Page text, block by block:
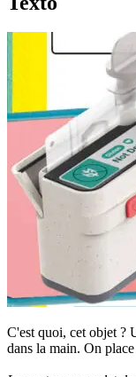
C'est quoi, cet objet ?
dans la main. On